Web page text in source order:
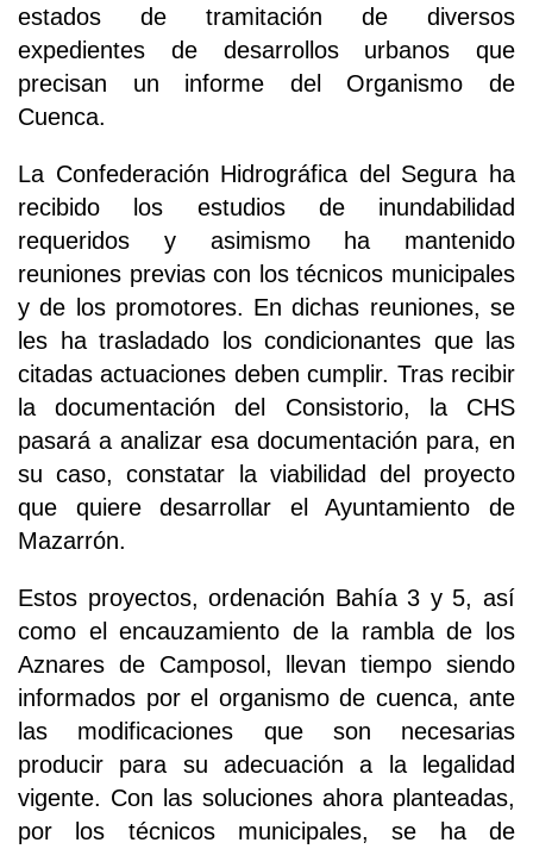
estados de tramitación de diversos
expedientes de desarrollos urbanos que
precisan un informe del Organismo de
Cuenca.
La Confederación Hidrográfica del Segura ha
recibido los estudios de inundabilidad
requeridos y asimismo ha mantenido
reuniones previas con los técnicos municipales
y de los promotores. En dichas reuniones, se
les ha trasladado los condicionantes que las
citadas actuaciones deben cumplir. Tras recibir
la documentación del Consistorio, la CHS
pasará a analizar esa documentación para, en
su caso, constatar la viabilidad del proyecto
que quiere desarrollar el Ayuntamiento de
Mazarrón.
Estos proyectos, ordenación Bahía 3 y 5, así
como el encauzamiento de la rambla de los
Aznares de Camposol, llevan tiempo siendo
informados por el organismo de cuenca, ante
las modificaciones que son necesarias
producir para su adecuación a la legalidad
vigente. Con las soluciones ahora planteadas,
por los técnicos municipales, se ha de